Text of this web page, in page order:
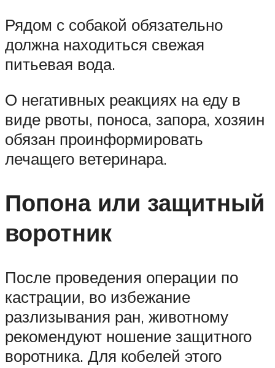
Рядом с собакой обязательно
должна находиться свежая
питьевая вода.
О негативных реакциях на еду в
виде рвоты, поноса, запора, хозяин
обязан проинформировать
лечащего ветеринара.
Попона или защитный
воротник
После проведения операции по
кастрации, во избежание
разлизывания ран, животному
рекомендуют ношение защитного
воротника. Для кобелей этого